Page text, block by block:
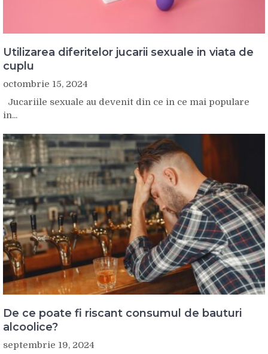
Utilizarea diferitelor jucarii sexuale in viata de
cuplu
octombrie 15, 2024
Jucariile sexuale au devenit din ce in ce mai populare
in...
De ce poate fi riscant consumul de bauturi
alcoolice?
septembrie 19, 2024